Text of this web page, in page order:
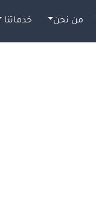
من نحن خدماتنا